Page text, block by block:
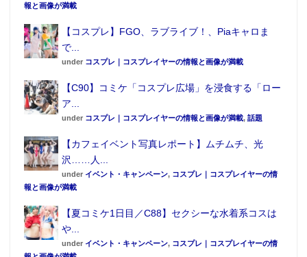
報と画像が満載
【コスプレ】FGO、ラブライブ！、Piaキャロま
で...
under コスプレ｜コスプレイヤーの情報と画像が満載
【C90】コミケ「コスプレ広場」を浸食する「ロー
ア...
under コスプレ｜コスプレイヤーの情報と画像が満載, 話題
【カフェイベント写真レポート】ムチムチ、光
沢……人...
under イベント・キャンペーン, コスプレ｜コスプレイヤーの情
報と画像が満載
【夏コミケ1日目／C88】セクシーな水着系コスは
や...
under イベント・キャンペーン, コスプレ｜コスプレイヤーの情